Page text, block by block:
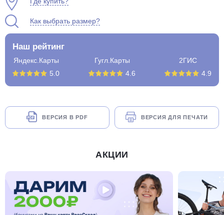
Как выбрать размер?
Наш рейтинг
Яндекс.Карты
5.0
Гугл.Карты
4.6
2ГИС
4.9
ВЕРСИЯ В PDF ВЕРСИЯ ДЛЯ ПЕЧАТИ
АКЦИИ